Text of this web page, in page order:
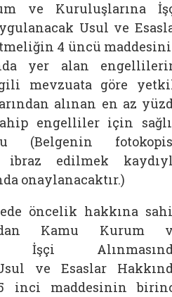
ve Kuruluşlarına
Usul ve
4 üncü
yer alan
mevzuata göre
alınan en az
engelliler için
(Belgenin
ibraz edilmek
onaylanacaktır.)
öncelik hakkına
Kamu Kurum
İşçi
ve Esaslar
inci maddesinin